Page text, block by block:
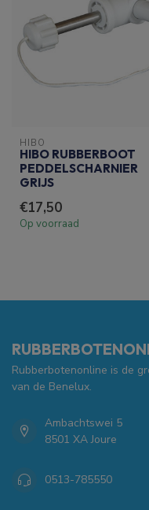
HIBO
HIBO RUBBERBOOT
PEDDELSCHARNIER
GRIJS
€17,50
Op voorraad
Rubberbotenonline is de
van de Benelux.
Ambachtswei 5
8501 XA Joure
0513-785550